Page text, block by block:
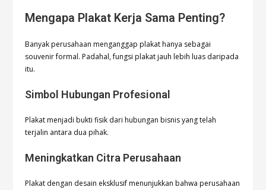
Mengapa Plakat Kerja Sama Penting?
Banyak perusahaan menganggap plakat hanya sebagai
souvenir formal. Padahal, fungsi plakat jauh lebih luas daripada
itu.
Simbol Hubungan Profesional
Plakat menjadi bukti fisik dari hubungan bisnis yang telah
terjalin antara dua pihak.
Meningkatkan Citra Perusahaan
Plakat dengan desain eksklusif menunjukkan bahwa perusahaan